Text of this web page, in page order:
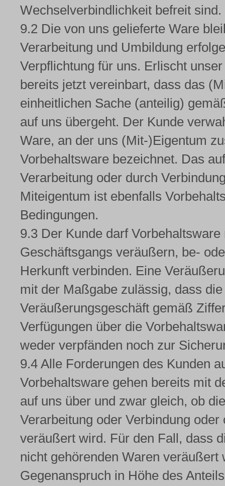
Wechselverbindlichkeit befreit sind.
9.2 Die von uns gelieferte Ware
Verarbeitung und Umbildung
Verpflichtung für uns. Erlischt
bereits jetzt vereinbart, dass das
einheitlichen Sache (anteilig)
auf uns übergeht. Der Kunde
Ware, an der uns (Mit-)Eigentum
Vorbehaltsware bezeichnet. Das
Verarbeitung oder durch
Miteigentum ist ebenfalls
Bedingungen.
9.3 Der Kunde darf
Geschäftsgangs veräußern, be-
Herkunft verbinden. Eine
mit der Maßgabe zulässig, dass
Veräußerungsgeschäft gemäß
Verfügungen über die
weder verpfänden noch zur
9.4 Alle Forderungen des Kunden
Vorbehaltsware gehen bereits mit
auf uns über und zwar gleich, ob
Verarbeitung oder Verbindung
veräußert wird. Für den Fall, dass
nicht gehörenden Waren
Gegenanspruch in Höhe des